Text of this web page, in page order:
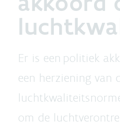
Er is een politiek
een herziening van
om de